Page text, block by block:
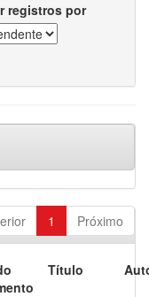
registros por
1 Próximo
Título